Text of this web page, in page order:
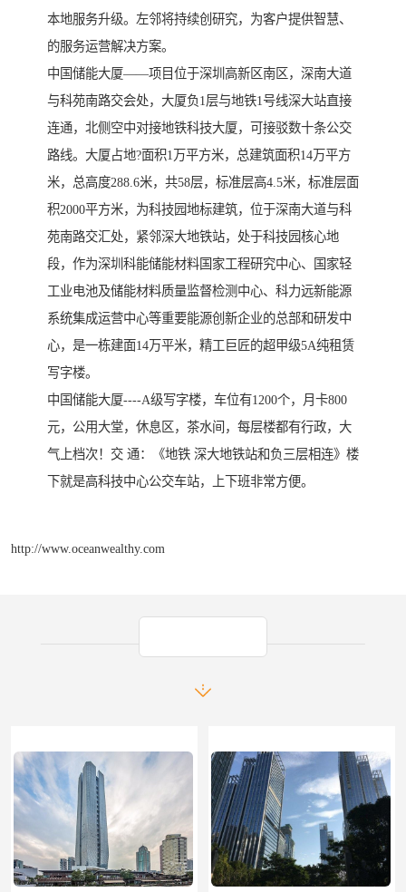
本地服务升级。左邻将持续创研究，为客户提供智慧、
的服务运营解决方案。
中国储能大厦——项目位于深圳高新区南区，深南大道
与科苑南路交会处，大厦负1层与地铁1号线深大站直接
连通，北侧空中对接地铁科技大厦，可接驳数十条公交
路线。大厦占地?面积1万平方米，总建筑面积14万平方
米，总高度288.6米，共58层，标准层高4.5米，标准层面
积2000平方米，为科技园地标建筑，位于深南大道与科
苑南路交汇处，紧邻深大地铁站，处于科技园核心地
段，作为深圳科能储能材料国家工程研究中心、国家轻
工业电池及储能材料质量监督检测中心、科力远新能源
系统集成运营中心等重要能源创新企业的总部和研发中
心，是一栋建面14万平米，精工巨匠的超甲级5A纯租赁
写字楼。
中国储能大厦----A级写字楼，车位有1200个，月卡800
元，公用大堂，休息区，茶水间，每层楼都有行政，大
气上档次！交 通：《地铁 深大地铁站和负三层相连》楼
下就是高科技中心公交车站，上下班非常方便。
http://www.oceanwealthy.com